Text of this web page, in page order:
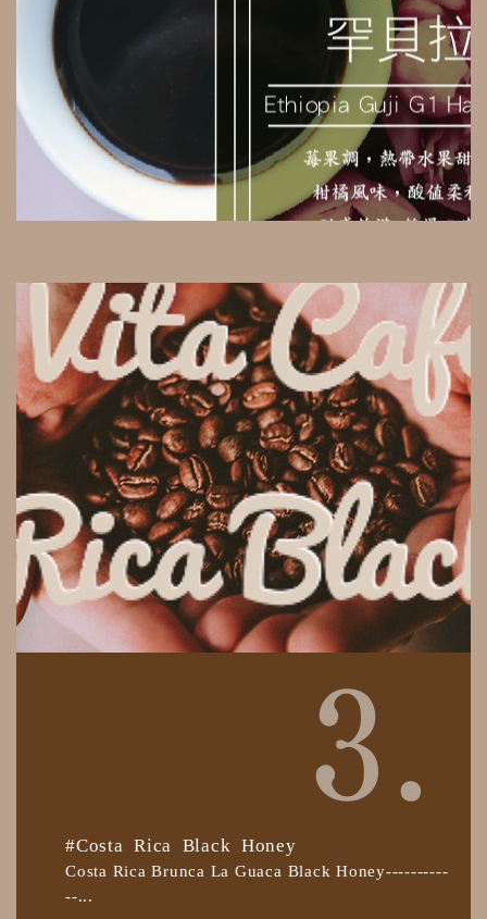
#Costa Rica Black Honey
Costa Rica Brunca La Guaca Black Honey----------
--...